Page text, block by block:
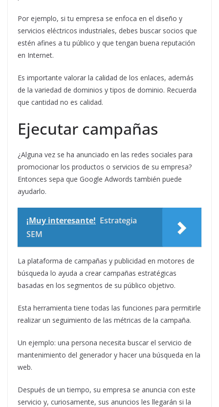
Por ejemplo, si tu empresa se enfoca en el diseño y
servicios eléctricos industriales, debes buscar socios que
estén afines a tu público y que tengan buena reputación
en Internet.
Es importante valorar la calidad de los enlaces, además
de la variedad de dominios y tipos de dominio. Recuerda
que cantidad no es calidad.
Ejecutar campañas
¿Alguna vez se ha anunciado en las redes sociales para
promocionar los productos o servicios de su empresa?
Entonces sepa que Google Adwords también puede
ayudarlo.
¡Muy interesante! Estrategia
SEM
La plataforma de campañas y publicidad en motores de
búsqueda lo ayuda a crear campañas estratégicas
basadas en los segmentos de su público objetivo.
Esta herramienta tiene todas las funciones para permitirle
realizar un seguimiento de las métricas de la campaña.
Un ejemplo: una persona necesita buscar el servicio de
mantenimiento del generador y hacer una búsqueda en la
web.
Después de un tiempo, su empresa se anuncia con este
servicio y, curiosamente, sus anuncios les llegarán si la